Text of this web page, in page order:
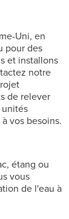
Uni, en
pour des
et installons
notre
de relever
vos besoins.
étang ou
vous
de l'eau à